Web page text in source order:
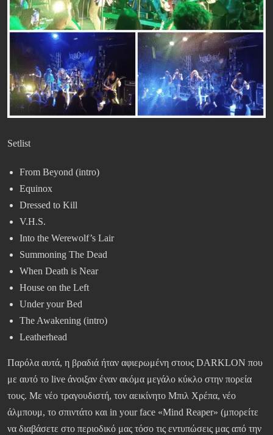
Setlist
From Beyond (intro)
Equinox
Dressed to Kill
V.H.S.
Into the Werewolf’s Lair
Summoning The Dead
When Death is Near
House on the Left
Under your Bed
The Awakening (intro)
Leatherhead
Παρόλα αυτά, η βραδιά ήταν αφιερωμένη στους DARKLON που
με αυτό το live άνοιξαν έναν ακόμα μεγάλο κύκλο στην πορεία
τους. Με νέο τραγουδιστή, τον αεικίνητο Μπιλ Χρέπα, νέο
άλμπουμ, το σπιντάτο και in your face «Mind Reaper» (μπορείτε
να διαβάσετε στο περιοδικό μας τόσο τις εντυπώσεις μας από την